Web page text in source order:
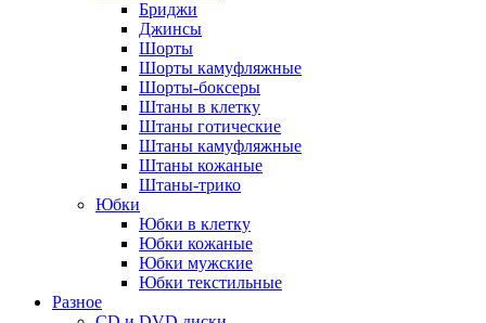
Бриджи
Джинсы
Шорты
Шорты камуфляжные
Шорты-боксеры
Штаны в клетку
Штаны готические
Штаны камуфляжные
Штаны кожаные
Штаны-трико
Юбки
Юбки в клетку
Юбки кожаные
Юбки мужские
Юбки текстильные
Разное